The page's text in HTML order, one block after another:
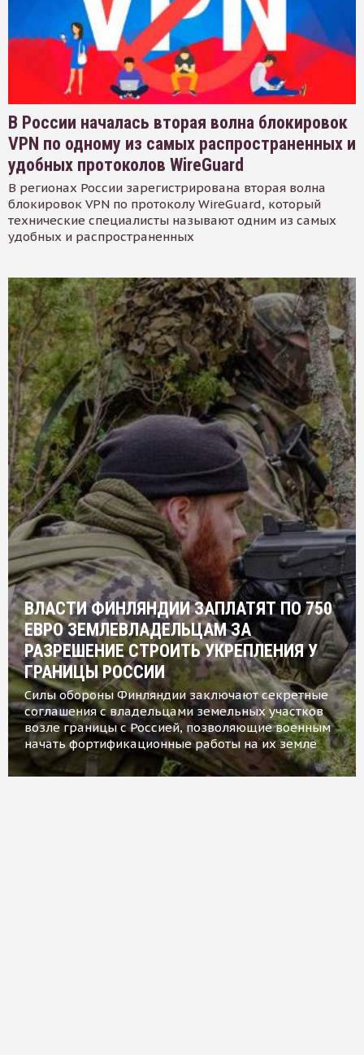
В России началась вторая волна блокировок
VPN по одному из самых распространенных и
удобных протоколов WireGuard
В регионах России зарегистрирована вторая волна
блокировок VPN по протоколу WireGuard, который
технические специалисты называют одним из самых
удобных и распространенных
ВЛАСТИ ФИНЛЯНДИИ ЗАПЛАТЯТ ПО 750
ЕВРО ЗЕМЛЕВЛАДЕЛЬЦАМ ЗА
РАЗРЕШЕНИЕ СТРОИТЬ УКРЕПЛЕНИЯ У
ГРАНИЦЫ РОССИИ
Силы обороны Финляндии заключают секретные
соглашения с владельцами земельных участков
возле границы с Россией, позволяющие военным
начать фортификационные работы на их земле